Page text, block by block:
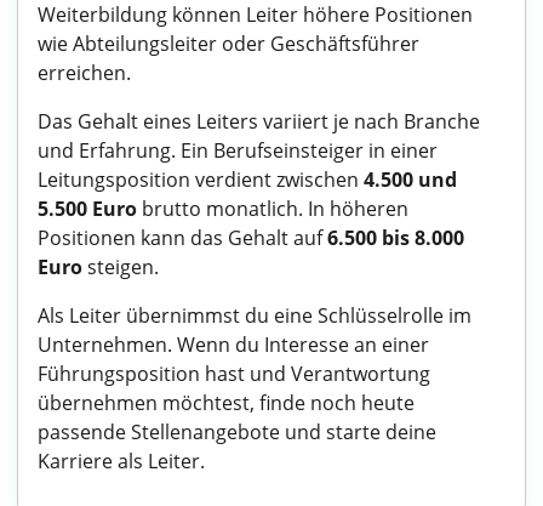
Weiterbildung können Leiter höhere Positionen
wie Abteilungsleiter oder Geschäftsführer
erreichen.
Das Gehalt eines Leiters variiert je nach Branche
und Erfahrung. Ein Berufseinsteiger in einer
Leitungsposition verdient zwischen 4.500 und
5.500 Euro brutto monatlich. In höheren
Positionen kann das Gehalt auf6.500 bis 8.000
Eurosteigen.
Als Leiter übernimmst du eine Schlüsselrolle im
Unternehmen. Wenn du Interesse an einer
Führungsposition hast und Verantwortung
übernehmen möchtest, finde noch heute
passende Stellenangebote und starte deine
Karriere als Leiter.